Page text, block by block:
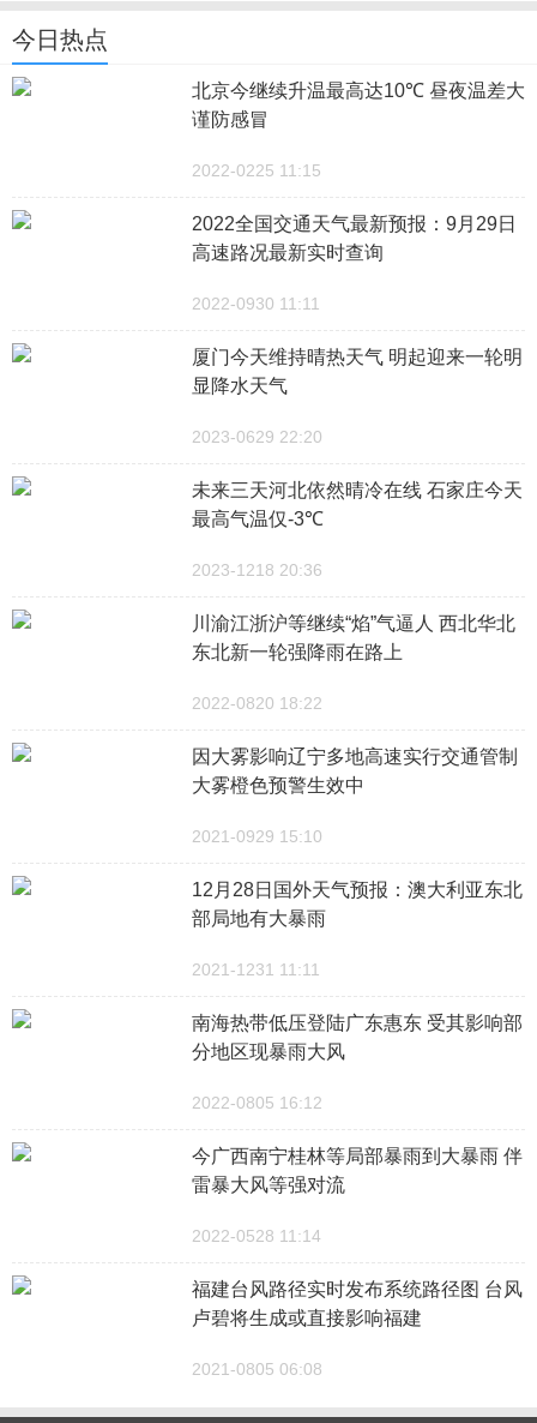
今日热点
北京今继续升温最高达10℃ 昼夜温差大
谨防感冒
2022-0225 11:15
2022全国交通天气最新预报：9月29日
高速路况最新实时查询
2022-0930 11:11
厦门今天维持晴热天气 明起迎来一轮明
显降水天气
2023-0629 22:20
未来三天河北依然晴冷在线 石家庄今天
最高气温仅-3℃
2023-1218 20:36
川渝江浙沪等继续“焰”气逼人 西北华北
东北新一轮强降雨在路上
2022-0820 18:22
因大雾影响辽宁多地高速实行交通管制
大雾橙色预警生效中
2021-0929 15:10
12月28日国外天气预报：澳大利亚东北
部局地有大暴雨
2021-1231 11:11
南海热带低压登陆广东惠东 受其影响部
分地区现暴雨大风
2022-0805 16:12
今广西南宁桂林等局部暴雨到大暴雨 伴
雷暴大风等强对流
2022-0528 11:14
福建台风路径实时发布系统路径图 台风
卢碧将生成或直接影响福建
2021-0805 06:08